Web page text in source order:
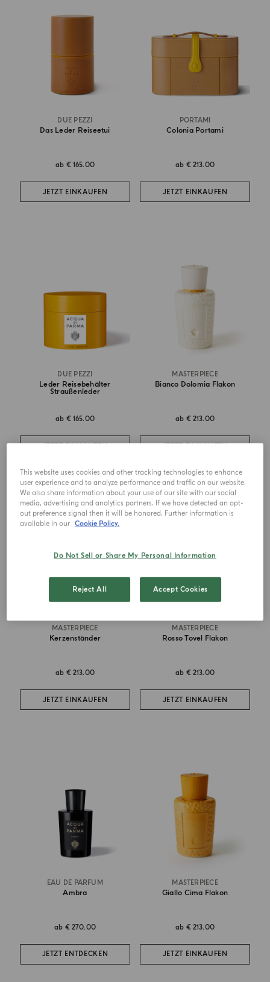
DUE PEZZI
Das Leder Reiseetui
ab € 165.00
JETZT EINKAUFEN
PORTAMI
Colonia Portami
ab € 213.00
JETZT EINKAUFEN
DUE PEZZI
Leder Reisebehälter
Straußenleder
ab € 165.00
JETZT EINKAUFEN
MASTERPIECE
Bianco Dolomia Flakon
ab € 213.00
JETZT EINKAUFEN
MASTERPIECE
Kerzenständer
ab € 213.00
JETZT EINKAUFEN
MASTERPIECE
Rosso Tovel Flakon
ab € 213.00
JETZT EINKAUFEN
EAU DE PARFUM
Ambra
ab € 270.00
JETZT ENTDECKEN
MASTERPIECE
Giallo Cima Flakon
ab € 213.00
JETZT EINKAUFEN
This website uses cookies and other tracking technologies to enhance
user experience and to analyze performance and traffic on our website.
We also share information about your use of our site with our social
media, advertising and analytics partners. If we have detected an opt-
out preference signal then it will be honored. Further information is
available in our Cookie Policy.
Do Not Sell or Share My Personal Information
Reject All Accept Cookies